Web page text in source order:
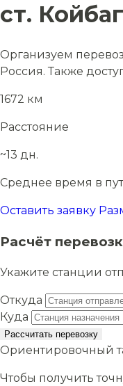
ст.
Организуем
Россия. Также
1672 км
Расстояние
~13 дн.
Среднее время в
Оставить заявку
Расчёт
Укажите станции
Откуда
Куда
Рассчитать перевозку
Ориентировочный
Чтобы получить